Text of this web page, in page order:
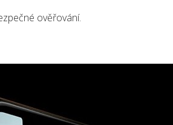
ověřování.